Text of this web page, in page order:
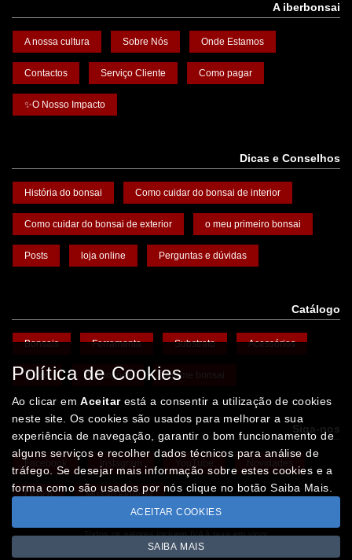
A iberbonsai
A nossa cultura Sobre Nós Onde Estamos
Contactos Serviço Cliente Como pagar
✨O Nosso Impacto
Dicas e Conselhos
História do bonsai Como cuidar do bonsai de interior
Como cuidar do bonsai de exterior o meu primeiro bonsai
Posts loja online Perguntas e dúvidas
Catálogo
Bonsais Ferramenta Substrato Acessórios
Vasos Promoções Arame bonsai
Siga-nos
Facebook Instagram YouTube Novidades
Léxico Missão Floresta
Todos os valores incluem IVA à taxa em vigor
Copyright © IBERBONSAI.pt 2026
Política de Cookies
Ao clicar emAceitarestá a consentir a utilização de cookies
neste site. Os cookies são usados para melhorar a sua
experiência de navegação, garantir o bom funcionamento de
alguns serviços e recolher dados técnicos para análise de
tráfego. Se desejar mais informação sobre estes cookies e a
forma como são usados por nós clique no botão Saiba Mais.
ACEITAR COOKIES
SAIBA MAIS